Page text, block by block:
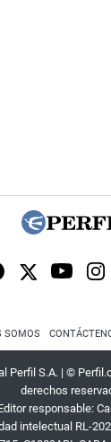
SOMOS
Perfil S.A. | ©
derechos
responsable:
intelectual RL-